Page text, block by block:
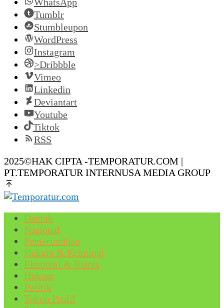
Tumblr
Stumbleupon
WordPress
Instagram
>Dribbble
Vimeo
Linkedin
Deviantart
Youtube
Tiktok
RSS
2025©HAK CIPTA -TEMPORATUR.COM |
PT.TEMPORATUR INTERNUSA MEDIA GROUP
Daerah
Nasional
Pemerintahan
Hukum & Kriminal
Ekonomi & Bisnis
Hukum
Politik
Tokoh Profil